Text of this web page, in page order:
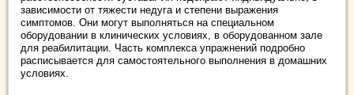
зависимости от тяжести недуга и степени выражения
симптомов. Они могут выполняться на специальном
оборудовании в клинических условиях, в оборудованном зале
для реабилитации. Часть комплекса упражнений подробно
расписывается для самостоятельного выполнения в домашних
условиях.